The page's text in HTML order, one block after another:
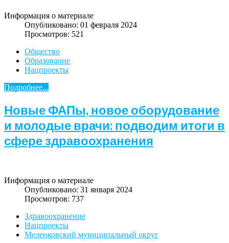
Информация о материале
Опубликовано: 01 февраля 2024
Просмотров: 521
Общество
Образование
Нацпроекты
Подробнее...
Новые ФАПы, новое оборудование
и молодые врачи: подводим итоги в
сфере здравоохранения
Информация о материале
Опубликовано: 31 января 2024
Просмотров: 737
Здравоохранение
Нацпроекты
Меленковский муниципальный округ